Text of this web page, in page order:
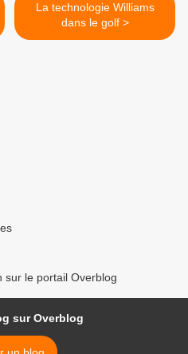
La technologie Williams
dans le golf >
sur le portail Overblog
sur Overblog